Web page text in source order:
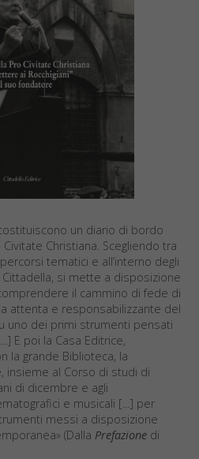
un diario di bordo
Christiana. Scegliendo tra
tematici e all’interno degli
si mette a disposizione
il cammino di fede di
attenta e responsabilizzante del
uno dei primi strumenti pensati
E poi la Casa Editrice,
la grande Biblioteca, la
insieme al Corso di studi di
di dicembre e agli
e musicali [...] per
messi a disposizione
(Dalla Prefazione di